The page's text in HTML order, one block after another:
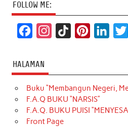
FOLLOW ME:
c
e
b
o
o
t
a
g
r
T
o
k
t
e
r
k
e
d
HALAMAN
Buku “Membangun Negeri,
F.A.Q BUKU “NARSIS”
F.A.Q. BUKU PUISI
Front Page